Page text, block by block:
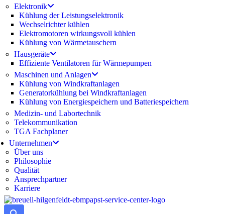
Elektronik
Kühlung der Leistungselektronik
Wechselrichter kühlen
Elektromotoren wirkungsvoll kühlen
Kühlung von Wärmetauschern
Hausgeräte
Effiziente Ventilatoren für Wärmepumpen
Maschinen und Anlagen
Kühlung von Windkraftanlagen
Generatorkühlung bei Windkraftanlagen
Kühlung von Energiespeichern und Batteriespeichern
Medizin- und Labortechnik
Telekommunikation
TGA Fachplaner
Unternehmen
Über uns
Philosophie
Qualität
Ansprechpartner
Karriere